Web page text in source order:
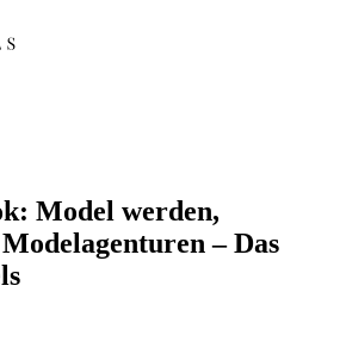
Model werden,
– Das